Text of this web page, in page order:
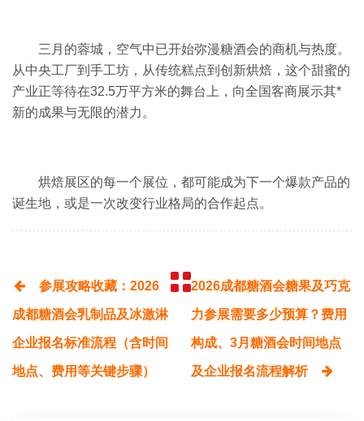
三月的蓉城，空气中已开始弥漫糖酒会的商机与热度。
从中央工厂到手工坊，从传统糕点到创新烘焙，这个甜蜜的
产业正等待在32.5万平方米的舞台上，向全国客商展示其*
新的成果与无限的潜力。
烘焙展区的每一个展位，都可能成为下一个爆款产品的
诞生地，或是一次改变行业格局的合作起点。
参展攻略收藏：2026
成都糖酒会乳制品及冰激淋
企业报名标准流程（含时间
地点、费用等关键步骤）
2026成都糖酒会糖果及巧克
力参展需要多少预算？费用
构成、3月糖酒会时间地点
及企业报名流程解析